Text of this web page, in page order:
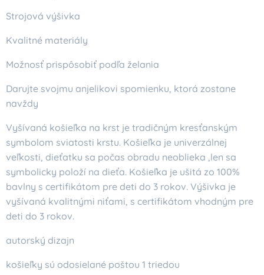
Strojová výšivka
Kvalitné materiály
Možnosť prispôsobiť podľa želania
Darujte svojmu anjelikovi spomienku, ktorá zostane
navždy
Vyšívaná košieľka na krst je tradičným kresťanským
symbolom sviatosti krstu. Košieľka je univerzálnej
veľkosti, dieťatku sa počas obradu neoblieka ,len sa
symbolicky položí na dieťa. Košieľka je ušitá zo 100%
bavlny s certifikátom pre deti do 3 rokov. Výšivka je
vyšívaná kvalitnými niťami, s certifikátom vhodným pre
deti do 3 rokov.
autorský dizajn
košieľky sú odosielané poštou 1 triedou